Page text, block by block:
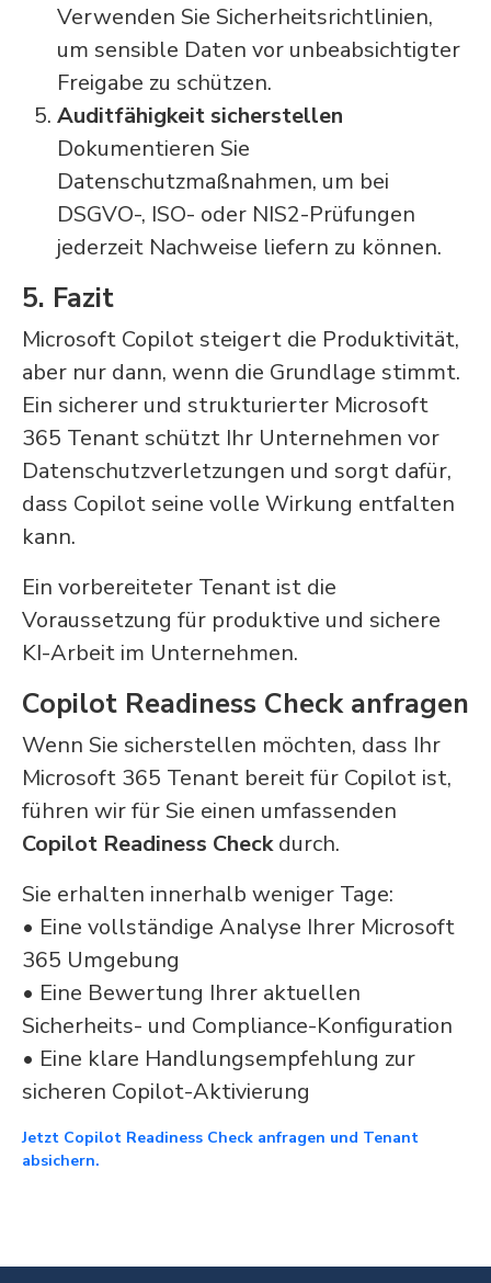
Verwenden Sie Sicherheitsrichtlinien,
um sensible Daten vor unbeabsichtigter
Freigabe zu schützen.
Auditfähigkeit sicherstellen
Dokumentieren Sie
Datenschutzmaßnahmen, um bei
DSGVO-, ISO- oder NIS2-Prüfungen
jederzeit Nachweise liefern zu können.
5. Fazit
Microsoft Copilot steigert die Produktivität,
aber nur dann, wenn die Grundlage stimmt.
Ein sicherer und strukturierter Microsoft
365 Tenant schützt Ihr Unternehmen vor
Datenschutzverletzungen und sorgt dafür,
dass Copilot seine volle Wirkung entfalten
kann.
Ein vorbereiteter Tenant ist die
Voraussetzung für produktive und sichere
KI-Arbeit im Unternehmen.
Copilot Readiness Check anfragen
Wenn Sie sicherstellen möchten, dass Ihr
Microsoft 365 Tenant bereit für Copilot ist,
führen wir für Sie einen umfassenden
Copilot Readiness Checkdurch.
Sie erhalten innerhalb weniger Tage:
• Eine vollständige Analyse Ihrer Microsoft
365 Umgebung
• Eine Bewertung Ihrer aktuellen
Sicherheits- und Compliance-Konfiguration
• Eine klare Handlungsempfehlung zur
sicheren Copilot-Aktivierung
Jetzt Copilot Readiness Check anfragen und Tenant
absichern.